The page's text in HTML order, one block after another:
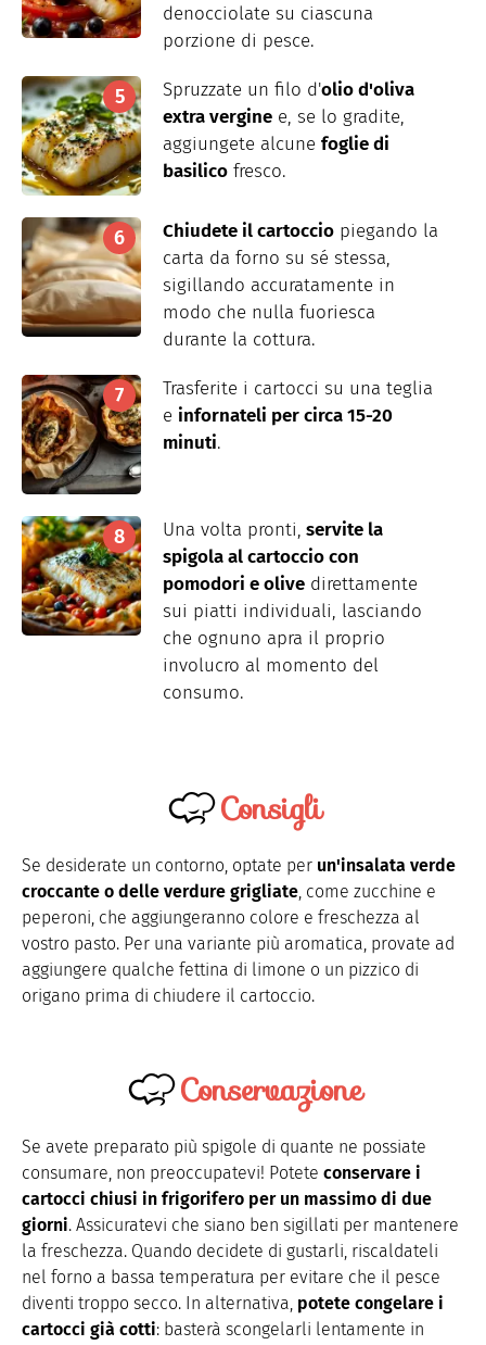
denocciolate su ciascuna
porzione di pesce.
Spruzzate un filo d'olio d'oliva
extra vergine e, se lo gradite,
aggiungete alcune foglie di
basilico fresco.
Chiudete il cartoccio piegando la
carta da forno su sé stessa,
sigillando accuratamente in
modo che nulla fuoriesca
durante la cottura.
Trasferite i cartocci su una teglia
e infornateli per circa 15-20
minuti.
Una volta pronti, servite la
spigola al cartoccio con
pomodori e olive direttamente
sui piatti individuali, lasciando
che ognuno apra il proprio
involucro al momento del
consumo.
Consigli
Se desiderate un contorno, optate per un'insalata verde
croccante o delle verdure grigliate, come zucchine e
peperoni, che aggiungeranno colore e freschezza al
vostro pasto. Per una variante più aromatica, provate ad
aggiungere qualche fettina di limone o un pizzico di
origano prima di chiudere il cartoccio.
Conservazione
Se avete preparato più spigole di quante ne possiate
consumare, non preoccupatevi! Potete conservare i
cartocci chiusi in frigorifero per un massimo di due
giorni. Assicuratevi che siano ben sigillati per mantenere
la freschezza. Quando decidete di gustarli, riscaldateli
nel forno a bassa temperatura per evitare che il pesce
diventi troppo secco. In alternativa, potete congelare i
cartocci già cotti: basterà scongelarli lentamente in